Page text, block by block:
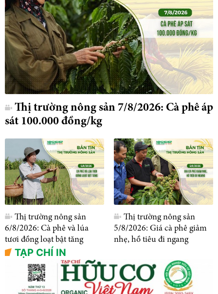
Thị trường nông sản 7/8/2026: Cà phê áp
sát 100.000 đồng/kg
Thị trường nông sản
6/8/2026: Cà phê và lúa
tươi đồng loạt bật tăng
Thị trường nông sản
5/8/2026: Giá cà phê giảm
nhẹ, hồ tiêu đi ngang
TẠP CHÍ IN